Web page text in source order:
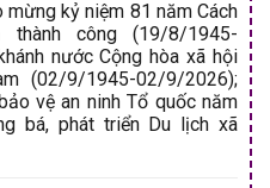
mừng kỷ niệm 81 năm Cách
thành công (19/8/1945-
nước Cộng hòa xã hội
(02/9/1945-02/9/2026);
vệ an ninh Tổ quốc năm
bá, phát triển Du lịch xã